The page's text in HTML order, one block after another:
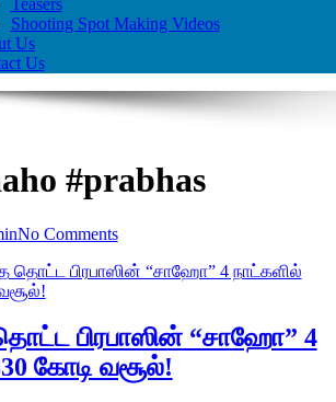
Teasers
Shooting Spot Making Videos
Us
Us
#prabhas
No Comments
பிரபாஸின் “சாஹோ” 4
கோடி வசூல்!